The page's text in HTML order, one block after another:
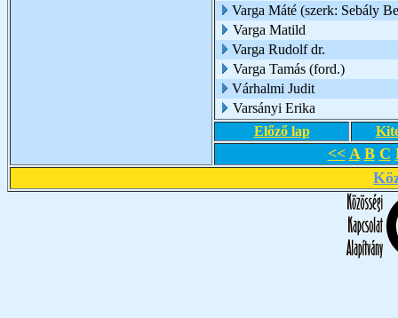
Varga Máté (szerk: Sebály
Varga Matild
Varga Rudolf dr.
Varga Tamás (ford.)
Várhalmi Judit
Varsányi Erika
Előző lap
<< A B C